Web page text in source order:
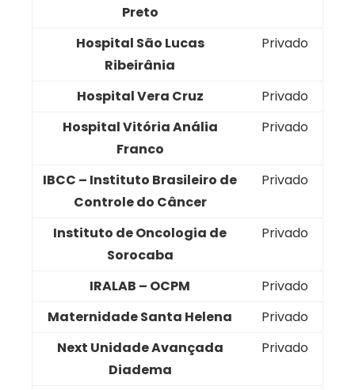
Preto
Hospital São Lucas
Ribeirânia
Privado
Hospital Vera Cruz
Privado
Hospital Vitória Anália
Franco
Privado
IBCC – Instituto Brasileiro de
Controle do Câncer
Privado
Instituto de Oncologia de
Sorocaba
Privado
IRALAB – OCPM
Privado
Maternidade Santa Helena
Privado
Next Unidade Avançada
Diadema
Privado